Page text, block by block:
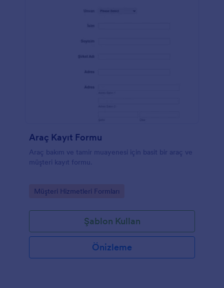
Araç Kayıt Formu
Araç bakım ve tamir muayenesi için basit bir araç ve
müşteri kayıt formu.
Go to Category:
Müşteri Hizmetleri Formları
Şablon Kullan
Önizleme